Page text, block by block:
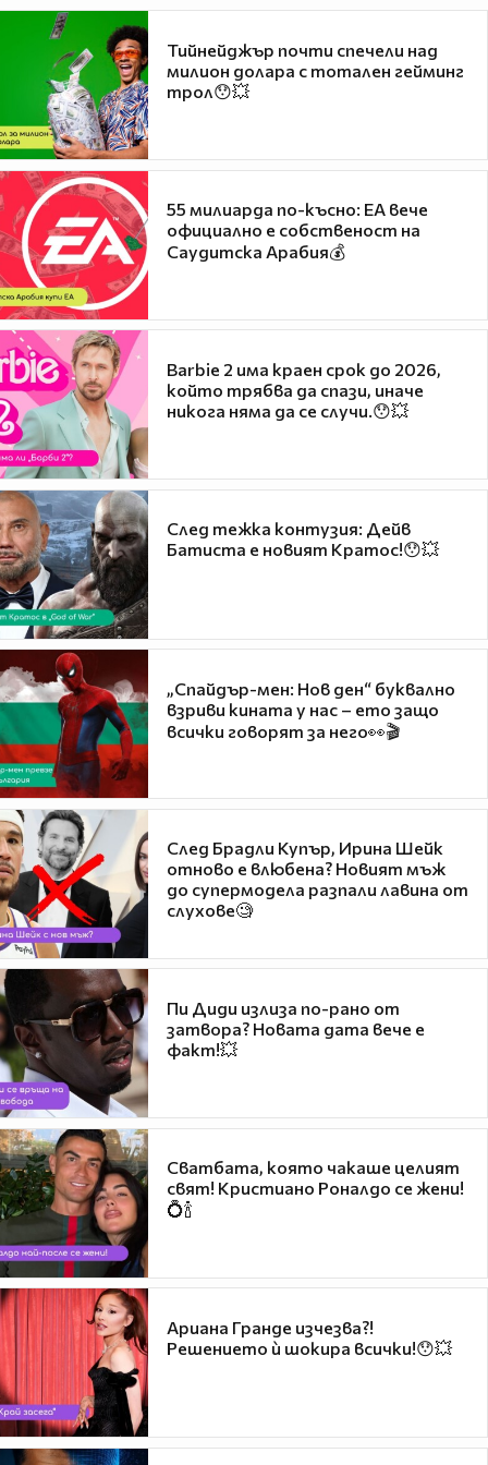
Тийнейджър почти спечели над
милион долара с тотален гейминг
трол😯💥
55 милиарда по-късно: EA вече
официално е собственост на
Саудитска Арабия💰
Barbie 2 има краен срок до 2026,
който трябва да спази, иначе
никога няма да се случи.😯💥
След тежка контузия: Дейв
Батиста е новият Кратос!😯💥
„Спайдър-мен: Нов ден“ буквално
взриви кината у нас – ето защо
всички говорят за него👀🎬
След Брадли Купър, Ирина Шейк
отново е влюбена? Новият мъж
до супермодела разпали лавина от
слухове🧐
Пи Диди излиза по-рано от
затвора? Новата дата вече е
факт!💥
Сватбата, която чакаше целият
свят! Кристиано Роналдо се жени!
💍🍾
Ариана Гранде изчезва?!
Решението ѝ шокира всички!😯💥